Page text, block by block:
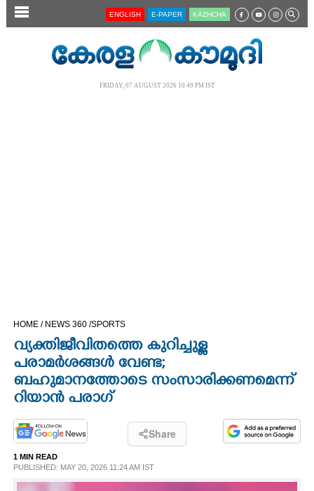
SECTIONS
CINEMA
OPINION
ENGLISH E-PAPER KĀZHCHA
FRIDAY, 07 AUGUST 2026 10.49 PM IST
HOME / NEWS 360 /SPORTS
വ്യക്തിജീവിതത്തെ കുറിച്ചുള്ള
പരാമർശങ്ങൾ വേണ്ട;
ബഹുമാനത്തോടെ സംസാരിക്കണമെന്ന്
റിയാൻ പരാഗ്
Share
1 MIN READ
PUBLISHED: MAY 20, 2026 11:24 AM IST